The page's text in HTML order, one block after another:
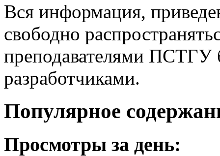
Вся информация,
свободно
преподавателями ПСТГУ
разработчиками.
Популярное
Просмотры за день: